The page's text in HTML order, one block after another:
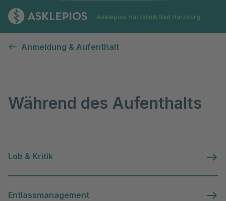
Zur Startseite
Asklepios Harzklinik Bad Harzburg
Anmeldung & Aufenthalt
Während des Aufenthalts
Lob & Kritik
Entlassmanagement